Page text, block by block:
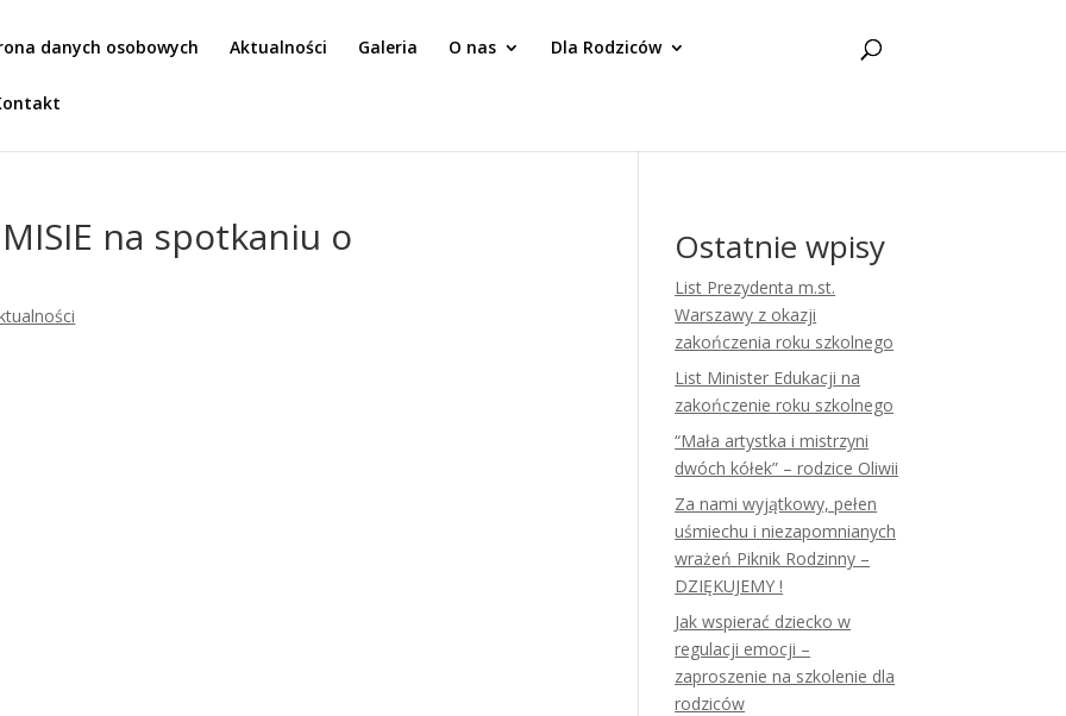
danych osobowych Aktualności Galeria O nas Dla Rodziców
MISIE na spotkaniu o Ostatnie wpisy
List Prezydenta m.st.
Warszawy z okazji
zakończenia roku szkolnego
List Minister Edukacji na
zakończenie roku szkolnego
“Mała artystka i mistrzyni
dwóch kółek” – rodzice Oliwii
Za nami wyjątkowy, pełen
uśmiechu i niezapomnianych
wrażeń Piknik Rodzinny –
DZIĘKUJEMY !
Jak wspierać dziecko w
regulacji emocji –
zaproszenie na szkolenie dla
rodziców